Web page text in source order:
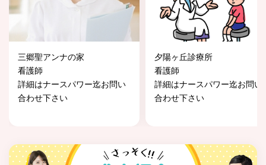
三郷聖アンナの家
看護師
詳細はナースパワー迄お問い
合わせ下さい
夕陽ヶ丘診療所
看護師
詳細はナースパワー迄お問い
合わせ下さい